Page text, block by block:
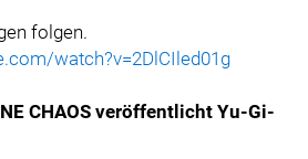
folgen.
watch?v=2DlCIled01g
CHAOS veröffentlicht Yu-Gi-